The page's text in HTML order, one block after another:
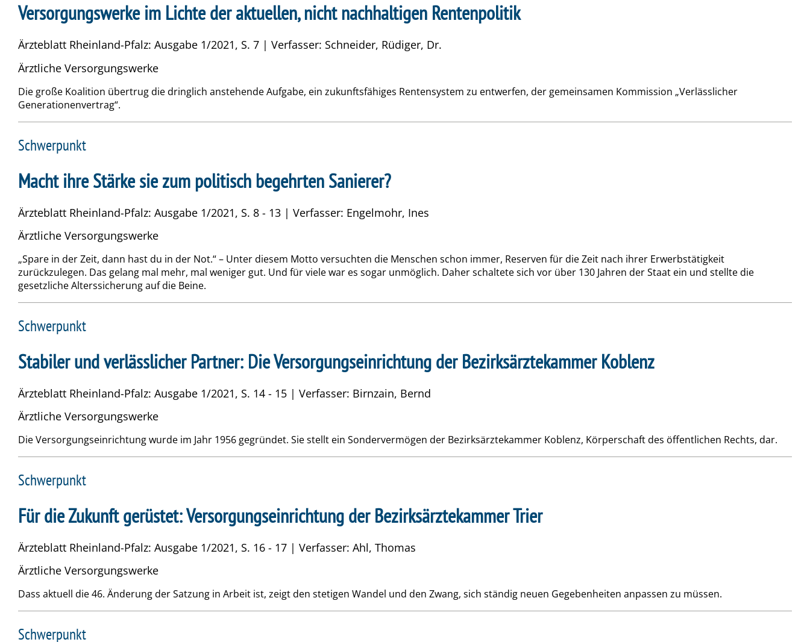
Versorgungswerke im Lichte der aktuellen, nicht nachhaltigen Rentenpolitik
Ärzteblatt Rheinland-Pfalz: Ausgabe 1/2021, S. 7 | Verfasser: Schneider, Rüdiger, Dr.
Ärztliche Versorgungswerke
Die große Koalition übertrug die dringlich anstehende Aufgabe, ein zukunftsfähiges Rentensystem zu entwerfen, der gemeinsamen Kommission „Verlässlicher
Generationenvertrag“.
Schwerpunkt
Macht ihre Stärke sie zum politisch begehrten Sanierer?
Ärzteblatt Rheinland-Pfalz: Ausgabe 1/2021, S. 8 - 13 | Verfasser: Engelmohr, Ines
Ärztliche Versorgungswerke
„Spare in der Zeit, dann hast du in der Not.“ – Unter diesem Motto versuchten die Menschen schon immer, Reserven für die Zeit nach ihrer Erwerbstätigkeit
zurückzulegen. Das gelang mal mehr, mal weniger gut. Und für viele war es sogar unmöglich. Daher schaltete sich vor über 130 Jahren der Staat ein und stellte die
gesetzliche Alterssicherung auf die Beine.
Schwerpunkt
Stabiler und verlässlicher Partner: Die Versorgungseinrichtung der Bezirksärztekammer Koblenz
Ärzteblatt Rheinland-Pfalz: Ausgabe 1/2021, S. 14 - 15 | Verfasser: Birnzain, Bernd
Ärztliche Versorgungswerke
Die Versorgungseinrichtung wurde im Jahr 1956 gegründet. Sie stellt ein Sondervermögen der Bezirksärztekammer Koblenz, Körperschaft des öffentlichen Rechts, dar.
Schwerpunkt
Für die Zukunft gerüstet: Versorgungseinrichtung der Bezirksärztekammer Trier
Ärzteblatt Rheinland-Pfalz: Ausgabe 1/2021, S. 16 - 17 | Verfasser: Ahl, Thomas
Ärztliche Versorgungswerke
Dass aktuell die 46. Änderung der Satzung in Arbeit ist, zeigt den stetigen Wandel und den Zwang, sich ständig neuen Gegebenheiten anpassen zu müssen.
Schwerpunkt